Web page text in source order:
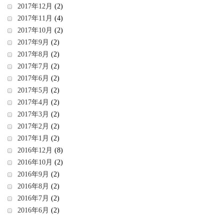
2017年12月 (2)
2017年11月 (4)
2017年10月 (2)
2017年9月 (2)
2017年8月 (2)
2017年7月 (2)
2017年6月 (2)
2017年5月 (2)
2017年4月 (2)
2017年3月 (2)
2017年2月 (2)
2017年1月 (2)
2016年12月 (8)
2016年10月 (2)
2016年9月 (2)
2016年8月 (2)
2016年7月 (2)
2016年6月 (2)